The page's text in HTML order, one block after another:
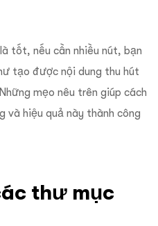
tốt, nếu cần nhiều nút, bạn
tạo được nội dung thu hút
mẹo nêu trên giúp cách
hiệu quả này thành công
thư mục